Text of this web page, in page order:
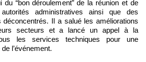
du “bon déroulement” de la réunion et de
autorités administratives ainsi que des
déconcentrés. ‎Il a salué les améliorations
secteurs et a lancé un appel à la
les services techniques pour une
l’événement.